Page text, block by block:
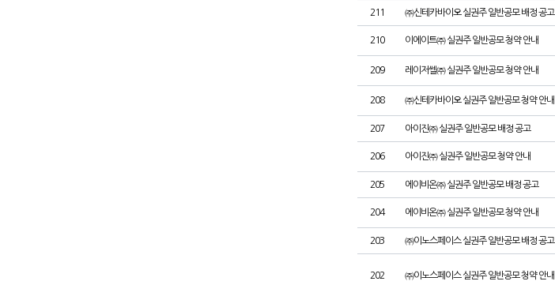
211 ㈜신테카바이오 실권주 일반공모 배정 공고
210 이에이트㈜ 실권주 일반공모 청약 안내
209 레이저쎌㈜ 실권주 일반공모 청약 안내
208 ㈜신테카바이오 실권주 일반공모 청약 안내
207 아이진㈜ 실권주 일반공모 배정 공고
206 아이진㈜ 실권주 일반공모 청약 안내
205 에이비온㈜ 실권주 일반공모 배정 공고
204 에이비온㈜ 실권주 일반공모 청약 안내
203 ㈜이노스페이스 실권주 일반공모 배정 공고
202 ㈜이노스페이스 실권주 일반공모 청약 안내